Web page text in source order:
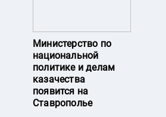
Министерство по
национальной
политике и делам
казачества
появится на
Ставрополье